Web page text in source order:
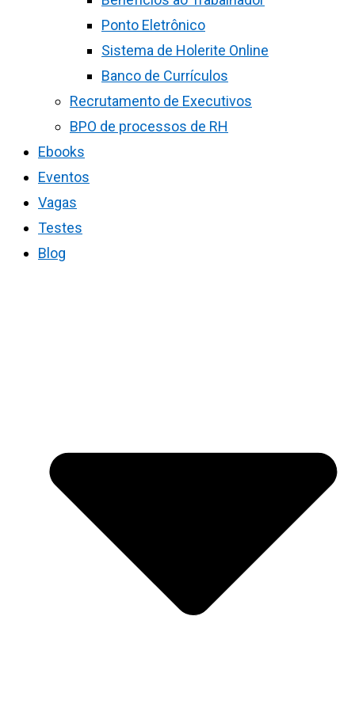
Ponto Eletrônico
Sistema de Holerite Online
Banco de Currículos
Recrutamento de Executivos
BPO de processos de RH
Ebooks
Eventos
Vagas
Testes
Blog